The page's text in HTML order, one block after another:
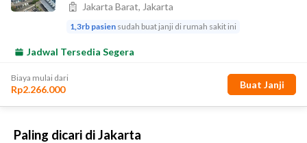
Paling dicari di Jakarta